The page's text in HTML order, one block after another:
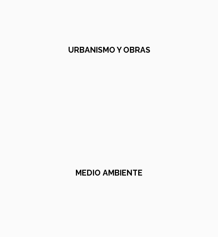
URBANISMO Y OBRAS
MEDIO AMBIENTE